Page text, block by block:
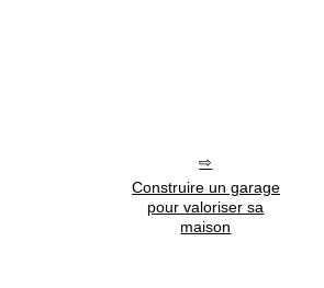
Construire un garage
pour valoriser sa
maison